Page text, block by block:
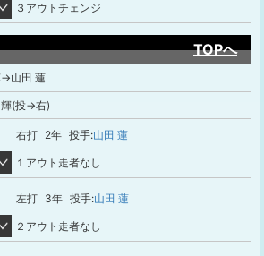
３アウトチェンジ
TOPへ
→山田 蓮
輝(投→右)
右打 2年 投手:山田 蓮
１アウト走者なし
左打 3年 投手:山田 蓮
２アウト走者なし